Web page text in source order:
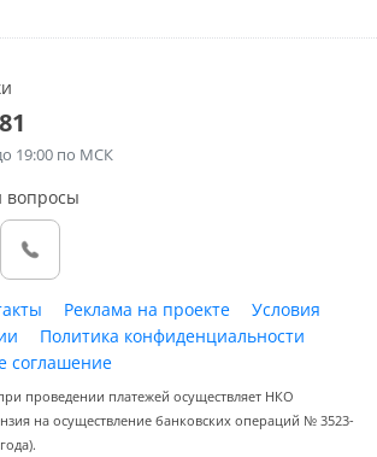
19:00 по МСК
вопросы
Реклама на проекте
Условия
Политика конфиденциальности
соглашение
проведении платежей осуществляет НКО
на осуществление банковских операций № 3523-